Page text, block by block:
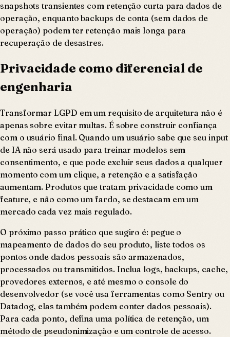
snapshots transientes com retenção curta para dados de
operação, enquanto backups de conta (sem dados de
operação) podem ter retenção mais longa para
recuperação de desastres.
Privacidade como diferencial de
engenharia
Transformar LGPD em um requisito de arquitetura não é
apenas sobre evitar multas. É sobre construir confiança
com o usuário final. Quando um usuário sabe que seu input
de IA não será usado para treinar modelos sem
consentimento, e que pode excluir seus dados a qualquer
momento com um clique, a retenção e a satisfação
aumentam. Produtos que tratam privacidade como um
feature, e não como um fardo, se destacam em um
mercado cada vez mais regulado.
O próximo passo prático que sugiro é: pegue o
mapeamento de dados do seu produto, liste todos os
pontos onde dados pessoais são armazenados,
processados ou transmitidos. Inclua logs, backups, cache,
provedores externos, e até mesmo o console do
desenvolvedor (se você usa ferramentas como Sentry ou
Datadog, elas também podem conter dados pessoais).
Para cada ponto, defina uma política de retenção, um
método de pseudonimização e um controle de acesso.